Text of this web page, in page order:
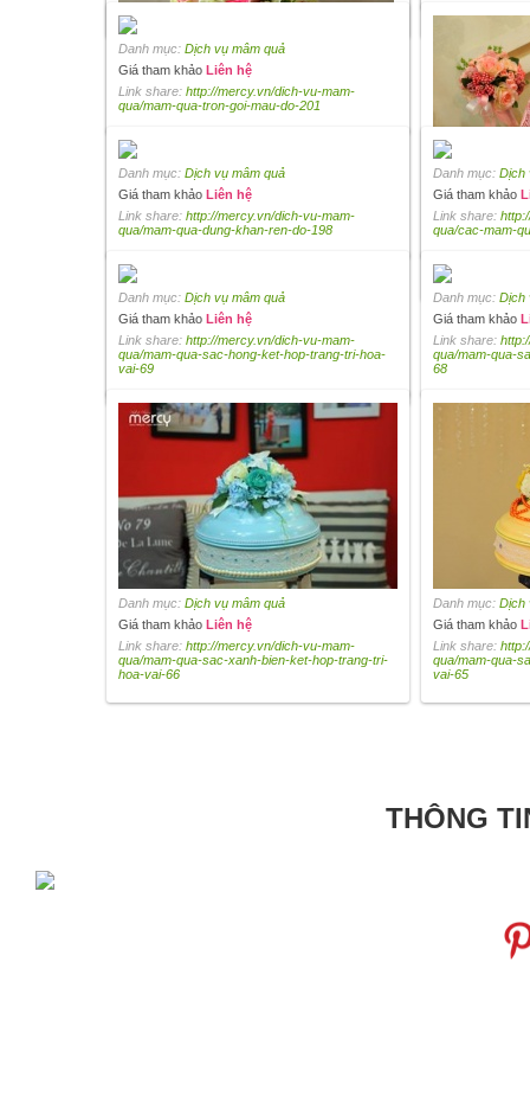
Danh mục: Dịch vụ mâm quả
Giá tham khảo Liên hệ
Link share: http://mercy.vn/dich-vu-mam-
qua/mam-qua-hong-trang-tri-hoa-tuoi-cung-
tong-mau-205
Danh mục: Dịch vụ mâm quả
Giá tham khảo Liên hệ
Link share: http://mercy.vn/dich-vu-mam-
qua/mam-qua-tron-goi-mau-do-201
Danh mục: Dịch
Giá tham khảo
qua/mam-qua-
Danh mục: Dịch vụ mâm quả
Giá tham khảo Liên hệ
Link share: http://mercy.vn/dich-vu-mam-
qua/mam-qua-dung-khan-ren-do-198
Danh mục: Dịch
Giá tham khảo
Link share:
qua/cac-mam-
Danh mục: Dịch vụ mâm quả
Giá tham khảo Liên hệ
Link share: http://mercy.vn/dich-vu-mam-
qua/mam-qua-sac-hong-ket-hop-trang-tri-hoa-
vai-69
Danh mục: Dịch
Giá tham khảo
Link share:
qua/mam-qua-
68
Danh mục: Dịch vụ mâm quả
Giá tham khảo Liên hệ
Link share: http://mercy.vn/dich-vu-mam-
qua/mam-qua-sac-xanh-bien-ket-hop-trang-tri-
hoa-vai-66
Danh mục: Dịch
Giá tham khảo
Link share:
qua/mam-qua-
vai-65
THÔNG